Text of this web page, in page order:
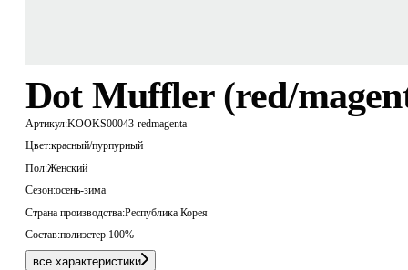
Dot Muffler (red/
Артикул:KOOKS00043-redmagenta
Цвет:красный/пурпурный
Пол:Женский
Сезон:осень-зима
Страна производства:Республика Корея
Состав:полиэстер 100%
все характеристики